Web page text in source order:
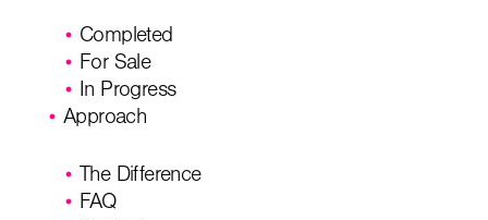
Completed
For Sale
In Progress
Approach
The Difference
FAQ